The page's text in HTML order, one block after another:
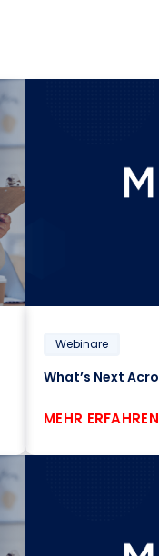
Webinare
MEHR ERFAHREN